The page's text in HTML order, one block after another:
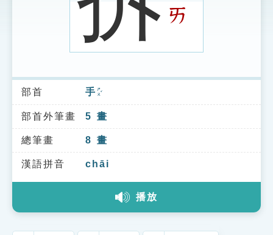
索引選單
知識索引
單字索引
生命大百科索引
教學應用
ㄞ
部首 手 ㄕㄡˇ
部首外筆畫 5 畫
總筆畫 8 畫
漢語拼音 chāi
播放